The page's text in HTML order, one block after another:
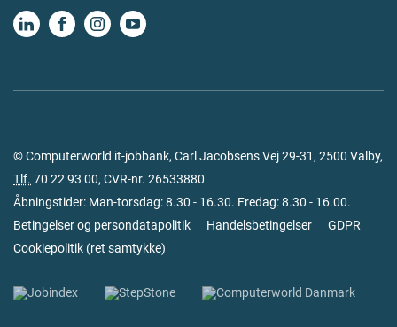
© Computerworld it-jobbank, Carl Jacobsens Vej 29-31, 2500 Valby,
Tlf. 70 22 93 00, CVR-nr. 26533880
Åbningstider: Man-torsdag: 8.30 - 16.30. Fredag: 8.30 - 16.00.
Betingelser og persondatapolitik
Handelsbetingelser
GDPR
Cookiepolitik (ret samtykke)